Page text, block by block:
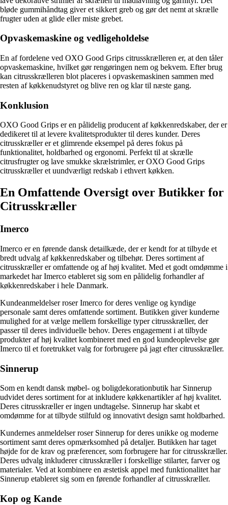
bløde gummihåndtag giver et sikkert greb og gør det nemt at skrælle
frugter uden at glide eller miste grebet.
Opvaskemaskine og vedligeholdelse
En af fordelene ved OXO Good Grips citrusskrælleren er, at den tåler
opvaskemaskine, hvilket gør rengøringen nem og bekvem. Efter brug
kan citrusskrælleren blot placeres i opvaskemaskinen sammen med
resten af køkkenudstyret og blive ren og klar til næste gang.
Konklusion
OXO Good Grips er en pålidelig producent af køkkenredskaber, der er
dedikeret til at levere kvalitetsprodukter til deres kunder. Deres
citrusskræller er et glimrende eksempel på deres fokus på
funktionalitet, holdbarhed og ergonomi. Perfekt til at skrælle
citrusfrugter og lave smukke skrælstrimler, er OXO Good Grips
citrusskræller et uundværligt redskab i ethvert køkken.
En Omfattende Oversigt over Butikker for
Citrusskræller
Imerco
Imerco er en førende dansk detailkæde, der er kendt for at tilbyde et
bredt udvalg af køkkenredskaber og tilbehør. Deres sortiment af
citrusskræller er omfattende og af høj kvalitet. Med et godt omdømme i
markedet har Imerco etableret sig som en pålidelig forhandler af
køkkenredskaber i hele Danmark.
Kundeanmeldelser roser Imerco for deres venlige og kyndige
personale samt deres omfattende sortiment. Butikken giver kunderne
mulighed for at vælge mellem forskellige typer citrusskræller, der
passer til deres individuelle behov. Deres engagement i at tilbyde
produkter af høj kvalitet kombineret med en god kundeoplevelse gør
Imerco til et foretrukket valg for forbrugere på jagt efter citrusskræller.
Sinnerup
Som en kendt dansk møbel- og boligdekorationbutik har Sinnerup
udvidet deres sortiment for at inkludere køkkenartikler af høj kvalitet.
Deres citrusskræller er ingen undtagelse. Sinnerup har skabt et
omdømme for at tilbyde stilfuld og innovativt design samt holdbarhed.
Kundernes anmeldelser roser Sinnerup for deres unikke og moderne
sortiment samt deres opmærksomhed på detaljer. Butikken har taget
højde for de krav og præferencer, som forbrugere har for citrusskræller.
Deres udvalg inkluderer citrusskræller i forskellige stilarter, farver og
materialer. Ved at kombinere en æstetisk appel med funktionalitet har
Sinnerup etableret sig som en førende forhandler af citrusskræller.
Kop og Kande